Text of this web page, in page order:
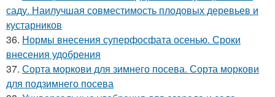
саду. Наилучшая совместимость плодовых деревьев и
кустарников
36. Нормы внесения суперфосфата осенью. Сроки
внесения удобрения
37. Сорта моркови для зимнего посева. Сорта моркови
для подзимнего посева